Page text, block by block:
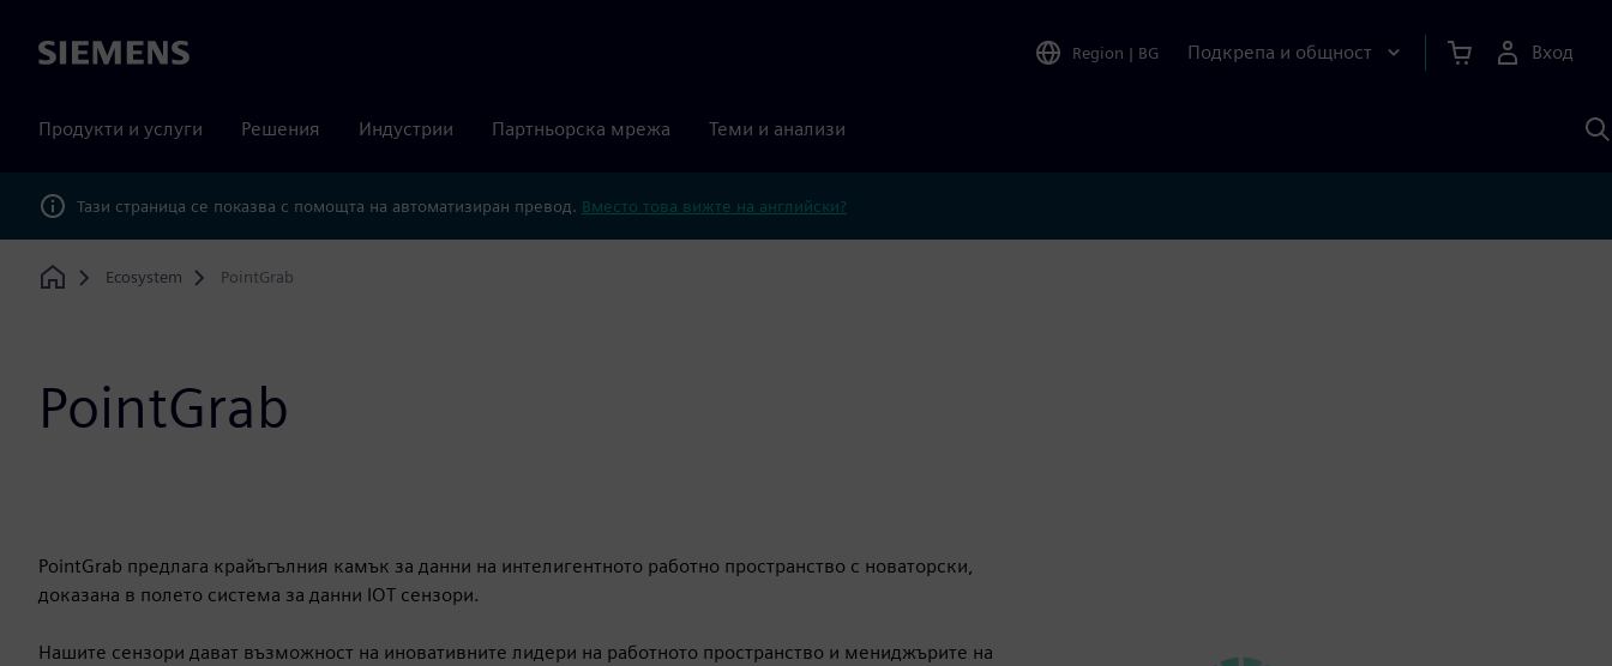
Siemens Region | BG Подкрепа и общност Вход
Продукти и услуги Решения Индустрии Партньорска мрежа Теми и анализи
с
Тази страница се показва с помощта на автоматизиран превод. Вместо това вижте на английски?
Home
Ecosystem PointGrab
PointGrab
PointGrab предлага крайъгълния камък за данни на интелигентното работно пространство с новаторски,
доказана в полето система за данни IOT сензори.
Нашите сензори дават възможност на иновативните лидери на работното пространство и мениджърите на